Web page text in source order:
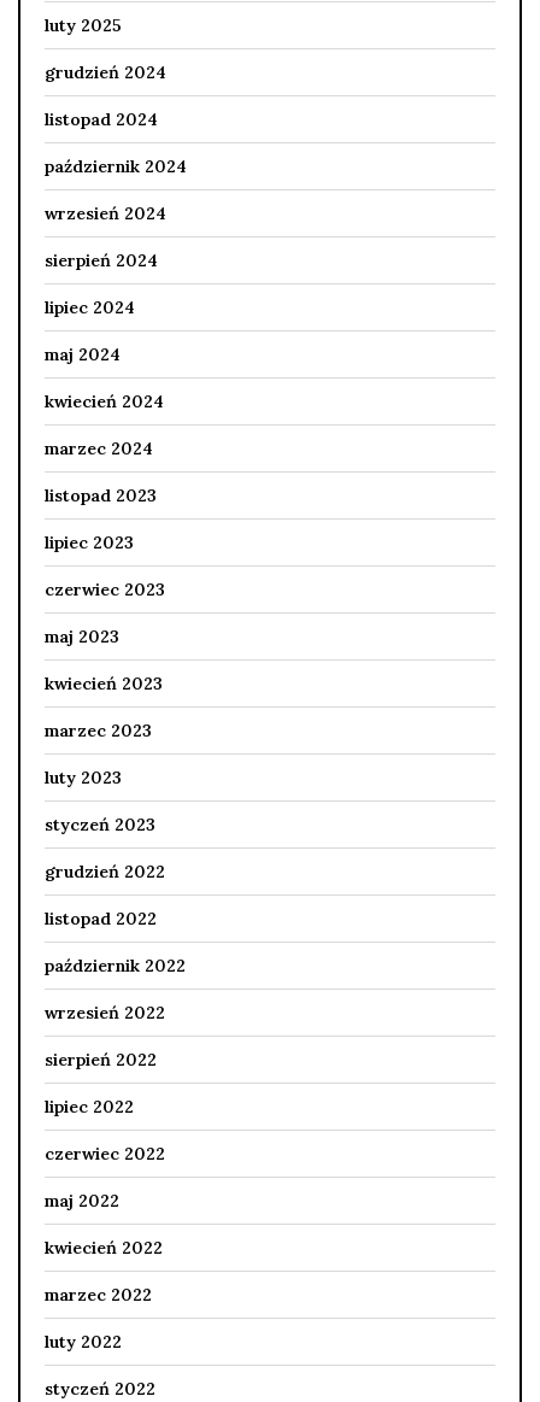
luty 2025
grudzień 2024
listopad 2024
październik 2024
wrzesień 2024
sierpień 2024
lipiec 2024
maj 2024
kwiecień 2024
marzec 2024
listopad 2023
lipiec 2023
czerwiec 2023
maj 2023
kwiecień 2023
marzec 2023
luty 2023
styczeń 2023
grudzień 2022
listopad 2022
październik 2022
wrzesień 2022
sierpień 2022
lipiec 2022
czerwiec 2022
maj 2022
kwiecień 2022
marzec 2022
luty 2022
styczeń 2022